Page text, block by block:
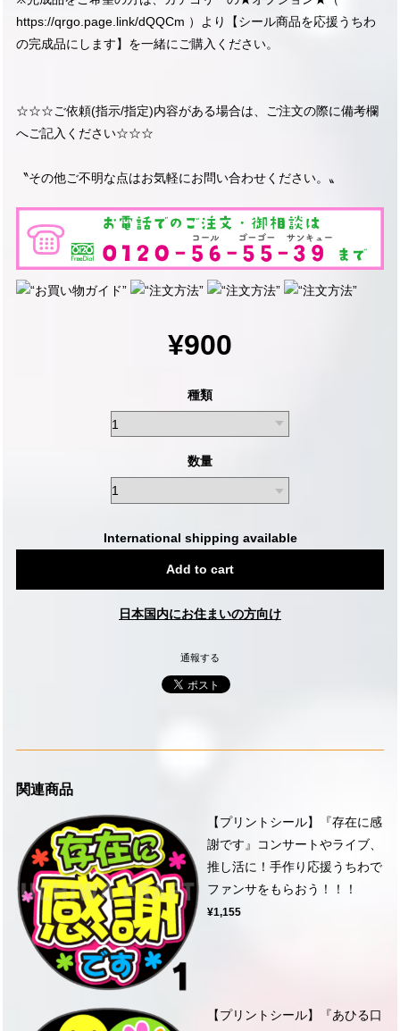
https://qrgo.page.link/dQQCm ）より【シール商品を応援うちわ
の完成品にします】を一緒にご購入ください。
☆☆☆ご依頼(指示/指定)内容がある場合は、ご注文の際に備考欄
へご記入ください☆☆☆
〝その他ご不明な点はお気軽にお問い合わせください。〟
¥900
種類
数量
International shipping available
Add to cart
日本国内にお住まいの方向け
通報する
関連商品
【プリントシール】『存在に感
謝です』コンサートやライブ、
推し活に！手作り応援うちわで
ファンサをもらおう！！！
¥1,155
【プリントシール】『あひる口